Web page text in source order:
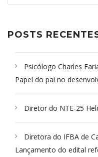
POSTS
Psicólogo Charles
Papel do pai no
Diretor do NTE-25
Diretora do IFBA de
Lançamento do edital